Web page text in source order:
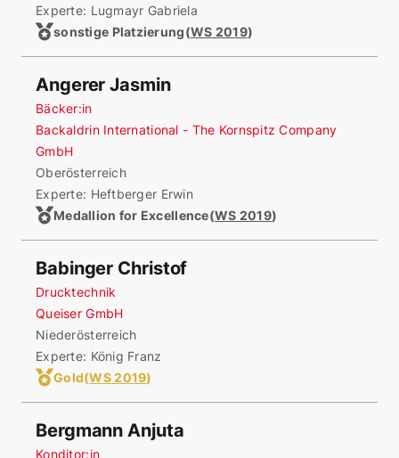
Experte: Lugmayr Gabriela
sonstige Platzierung(WS 2019)
Angerer Jasmin
Bäcker:in
Backaldrin International - The Kornspitz Company
GmbH
Oberösterreich
Experte: Heftberger Erwin
Medallion for Excellence(WS 2019)
Babinger Christof
Drucktechnik
Queiser GmbH
Niederösterreich
Experte: König Franz
Gold(WS 2019)
Bergmann Anjuta
Konditor:in